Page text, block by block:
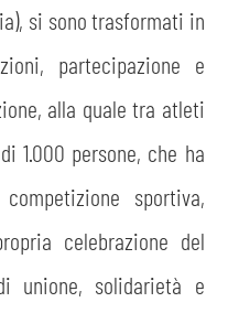
si sono trasformati in
partecipazione e
alla quale tra atleti
1.000 persone, che ha
sportiva,
celebrazione del
unione, solidarietà e